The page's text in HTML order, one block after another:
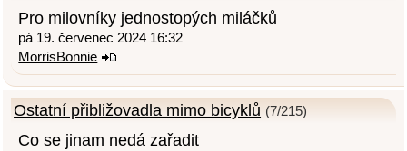
Pro milovníky jednostopých miláčků
pá 19. červenec 2024 16:32
MorrisBonnie
Ostatní přibližovadla mimo bicyklů (7/215)
Co se jinam nedá zařadit